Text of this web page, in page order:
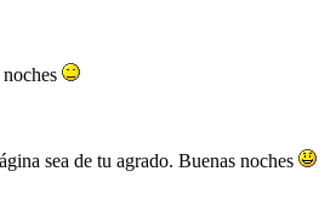
sea de tu agrado. Buenas noches